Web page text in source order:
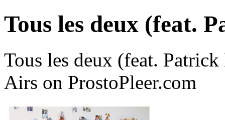
Tous les deux (feat.
Tous les deux (feat.
Airs on ProstoPleer.com